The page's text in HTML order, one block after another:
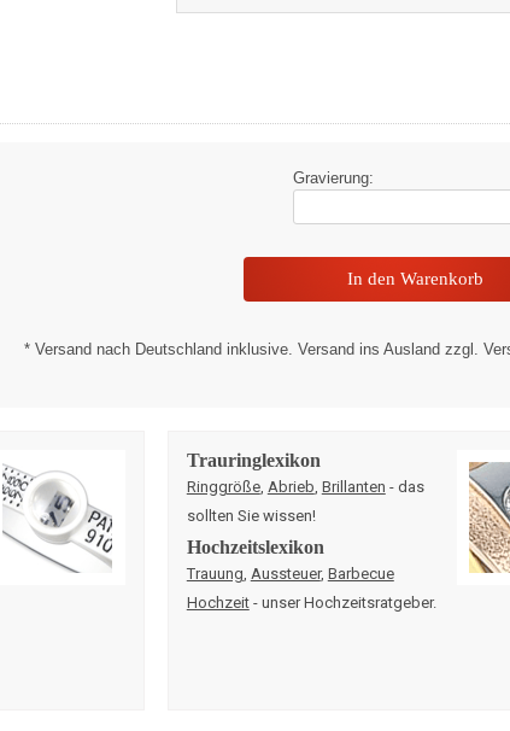
Gravierung:
* Versand nach Deutschland inklusive. Versand ins Ausland zzgl.
Trauringlexikon
Ringgröße, Abrieb Brillanten - das
sollten Sie wissen!
Hochzeitslexikon
Trauung Aussteuer, Barbecue
Hochzeit- unser Hochzeitsratgeber.